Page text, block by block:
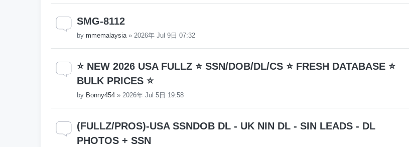
SMG-8112
by mmemalaysia» 2026年 Jul 9日 07:32
⭐ NEW 2026 USA FULLZ ⭐ SSN/DOB/DL/CS ⭐ FRESH DATABASE ⭐
BULK PRICES ⭐
by Bonny454 » 2026年 Jul 5日 19:58
(FULLZ/PROS)-USA SSNDOB DL - UK NIN DL - SIN LEADS - DL
PHOTOS + SSN